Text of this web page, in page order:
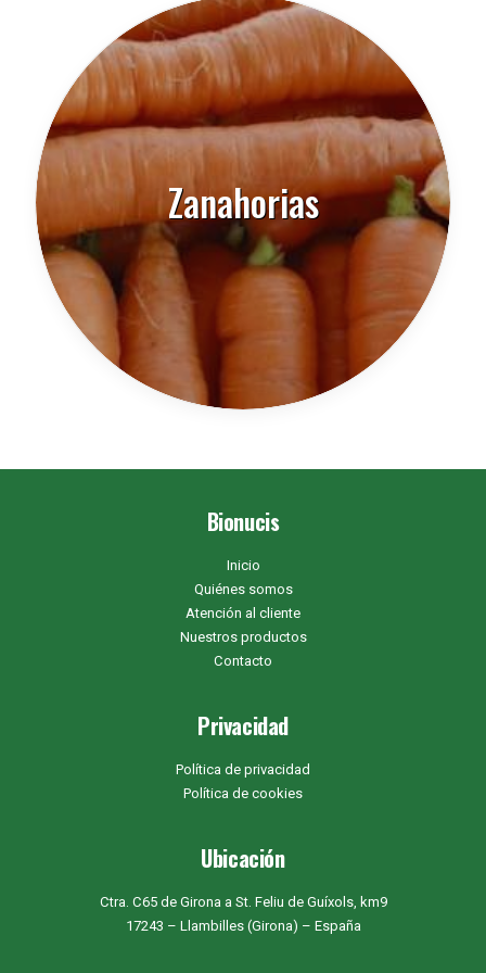
Zanahorias
Bionucis
Inicio
Quiénes somos
Atención al cliente
Nuestros productos
Contacto
Privacidad
Política de privacidad
Política de cookies
Ubicación
Ctra. C65 de Girona a St. Feliu de Guíxols, km9
17243 – Llambilles (Girona) – España